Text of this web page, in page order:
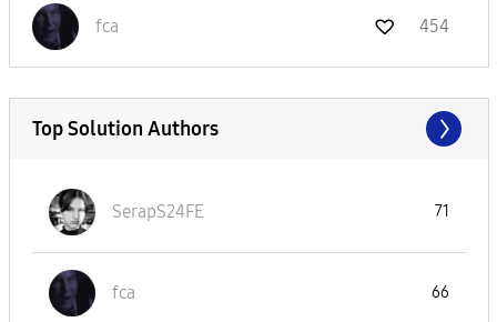
fca 454
Top Solution Authors
SerapS24FE 71
fca 66